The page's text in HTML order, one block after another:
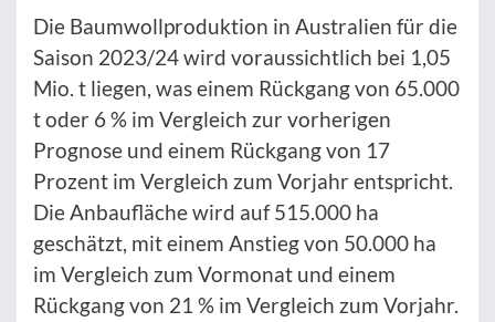
Die Baumwollproduktion in Australien für die
Saison 2023/24 wird voraussichtlich bei 1,05
Mio. t liegen, was einem Rückgang von 65.000
t oder 6 % im Vergleich zur vorherigen
Prognose und einem Rückgang von 17
Prozent im Vergleich zum Vorjahr entspricht.
Die Anbaufläche wird auf 515.000 ha
geschätzt, mit einem Anstieg von 50.000 ha
im Vergleich zum Vormonat und einem
Rückgang von 21 % im Vergleich zum Vorjahr.